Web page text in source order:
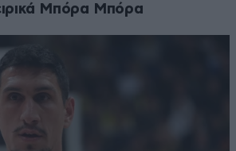
Μπόρα Μπόρα